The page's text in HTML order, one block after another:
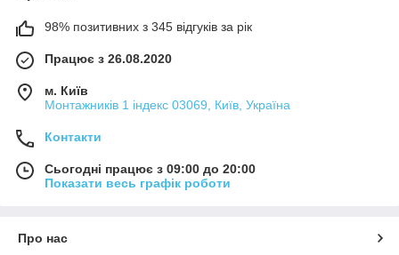
98% позитивних з 345 відгуків за рік
Працює з 26.08.2020
м. Київ
Монтажників 1 індекс 03069, Київ, Україна
Контакти
Сьогодні працює з 09:00 до 20:00
Показати весь графік роботи
Про нас